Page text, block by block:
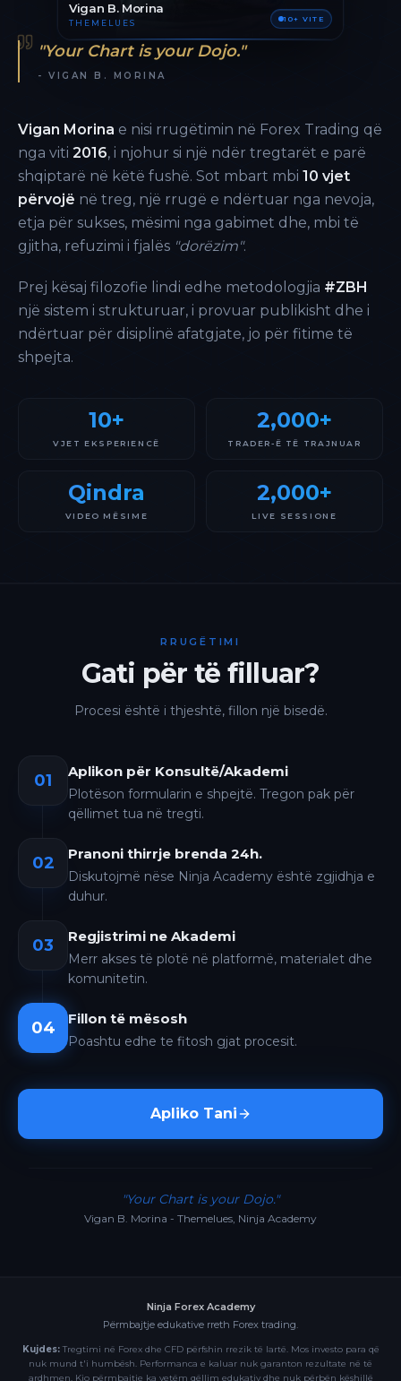
Vigan B. Morina
THEMELUES 10+ VITE
"Your Chart is your Dojo."
- VIGAN B. MORINA
Vigan Morina e nisi rrugëtimin në Forex Trading që
nga viti 2016, i njohur si një ndër tregtarët e parë
shqiptarë në këtë fushë. Sot mbart mbi 10 vjet
përvojë në treg, një rrugë e ndërtuar nga nevoja,
etja për sukses, mësimi nga gabimet dhe, mbi të
gjitha, refuzimi i fjalës "dorëzim".
Prej kësaj filozofie lindi edhe metodologjia #ZBH
një sistem i strukturuar, i provuar publikisht dhe i
ndërtuar për disiplinë afatgjate, jo për fitime të
shpejta.
10+
VJET EKSPERIENCË
2,000+
TRADER-Ë TË TRAJNUAR
Qindra
VIDEO MËSIME
2,000+
LIVE SESSIONE
RRUGËTIMI
Gati për të filluar?
Procesi është i thjeshtë, fillon një bisedë.
01 Aplikon për Konsultë/Akademi
Plotëson formularin e shpejtë. Tregon pak për
qëllimet tua në tregti.
02 Pranoni thirrje brenda 24h.
Diskutojmë nëse Ninja Academy është zgjidhja e
duhur.
03 Regjistrimi ne Akademi
Merr akses të plotë në platformë, materialet dhe
komunitetin.
04 Fillon të mësosh
Poashtu edhe te fitosh gjat procesit.
Apliko Tani
"Your Chart is your Dojo."
Vigan B. Morina - Themelues, Ninja Academy
Ninja Forex Academy
Përmbajtje edukative rreth Forex trading.
Kujdes:Tregtimi në Forex dhe CFD përfshin rrezik të lartë. Mos investo para që
nuk mund t'i humbësh. Performanca e kaluar nuk garanton rezultate në të
ardhmen. Kjo përmbajtje ka vetëm qëllim edukativ dhe nuk përbën këshillë